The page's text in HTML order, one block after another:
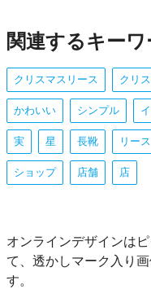
関連するキーワ
クリスマスリース クリ
かわいい シンプル
実 星 長靴 リース
ショップ 店舗 店
オンラインデザインは
て、透かしマーク入り
す。